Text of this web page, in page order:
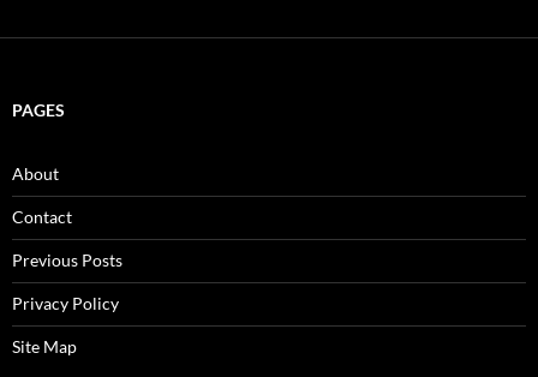
PAGES
About
Contact
Previous Posts
Privacy Policy
Site Map